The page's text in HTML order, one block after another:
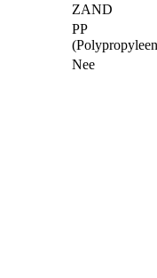
ZAND
PP
Nee